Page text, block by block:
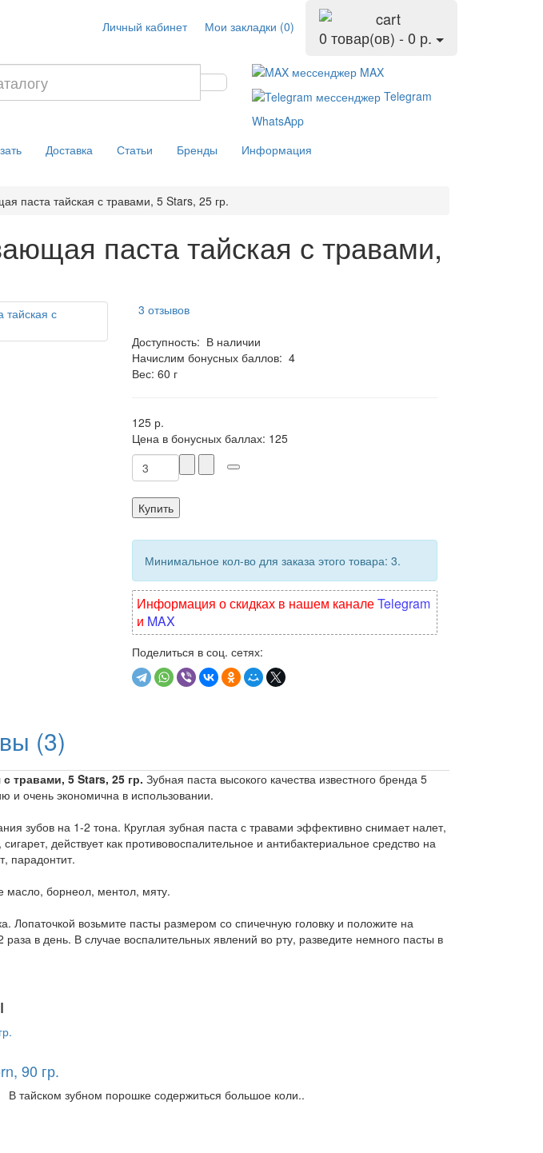
Личный кабинет Мои закладки (0)
0 товар(ов) - 0 р.
MAX
Telegram
WhatsApp
Доставка Статьи Бренды Информация
паста тайская с травами, 5 Stars, 25 гр.
паста тайская с травами,
3 отзывов
Доступность: В наличии
Начислим бонусных баллов: 4
Вес: 60 г
125 р.
Цена в бонусных баллах: 125
Купить
Минимальное кол-во для заказа этого товара: 3.
Информация о скидках в нашем каналеTelegram
и MAX
Поделиться в соц. сетях:
(3)
травами, 5 Stars, 25 гр. Зубная паста высокого качества известного бренда 5
и очень экономична в использовании.
зубов на 1-2 тона. Круглая зубная паста с травами эффективно снимает налет,
действует как противовоспалительное и антибактериальное средство на
парадонтит.
масло, борнеол, ментол, мяту.
Лопаточкой возьмите пасты размером со спичечную головку и положите на
в день. В случае воспалительных явлений во рту, разведите немного пасты в
90 гр.
тайском зубном порошке содержиться большое коли..